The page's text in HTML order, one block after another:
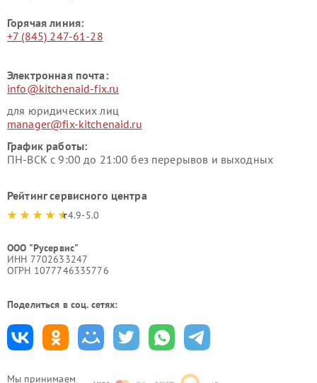
Мы принимаем
Горячая линия:
+7 (845) 247-61-28
Электронная почта:
info@kitchenaid-fix.ru
для юридических лиц
manager@fix-kitchenaid.ru
График работы:
ПН-ВСК с 9:00 до 21:00 без перерывов и выходных
Рейтинг сервисного центра
4.9-5.0
ООО "Русервис"
ИНН 7702633247
ОГРН 1077746335776
Поделиться в соц. сетях: